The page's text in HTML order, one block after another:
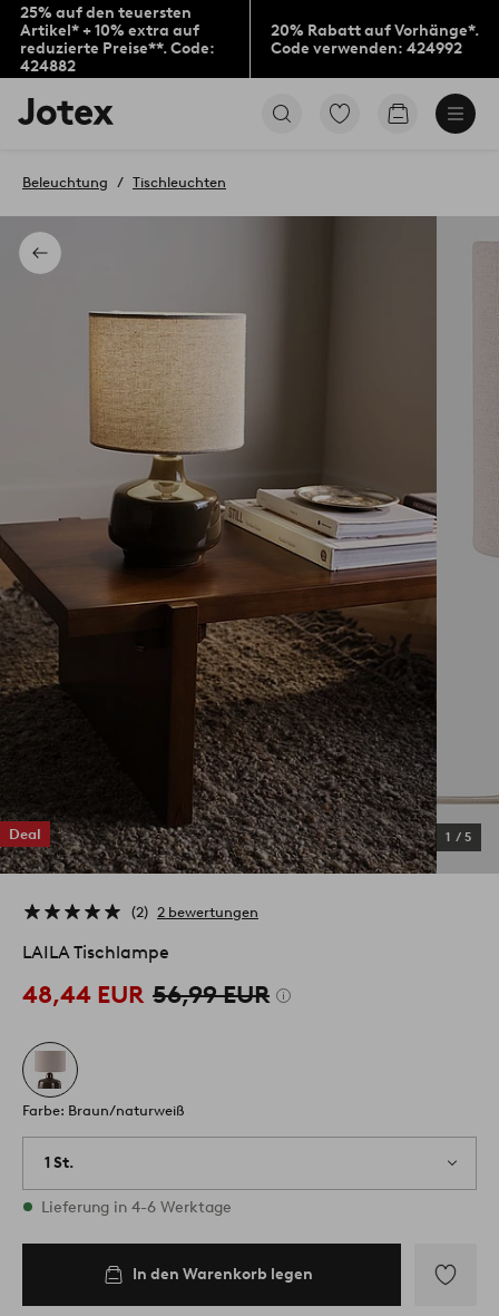
25% auf den teuersten
Artikel* + 10% extra auf
reduzierte Preise**. Code:
424882
20% Rabatt auf Vorhänge*.
Code verwenden: 424992
Jotex-
Logo
Startseite
Zu
Produkten
Zum
Zurück
Beleuchtung Tischleuchten
Deal 1 / 5
2 2 bewertungen
LAILA Tischlampe
48,44 EUR 56,99 EUR
Farbe: Braun/naturweiß
1 St.
Vorrätig
Lieferung in 4-6 Werktage
In den Warenkorb legen